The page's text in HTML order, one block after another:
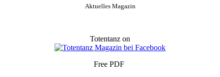
Aktuelles Magazin
Totentanz on
Free PDF